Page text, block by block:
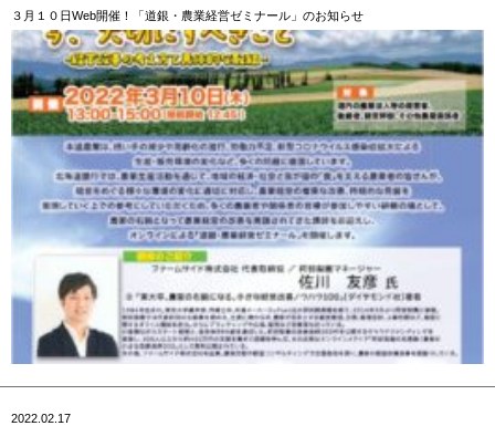
３月１０日Web開催！「道銀・農業経営ゼミナール」のお知らせ
2022.02.17